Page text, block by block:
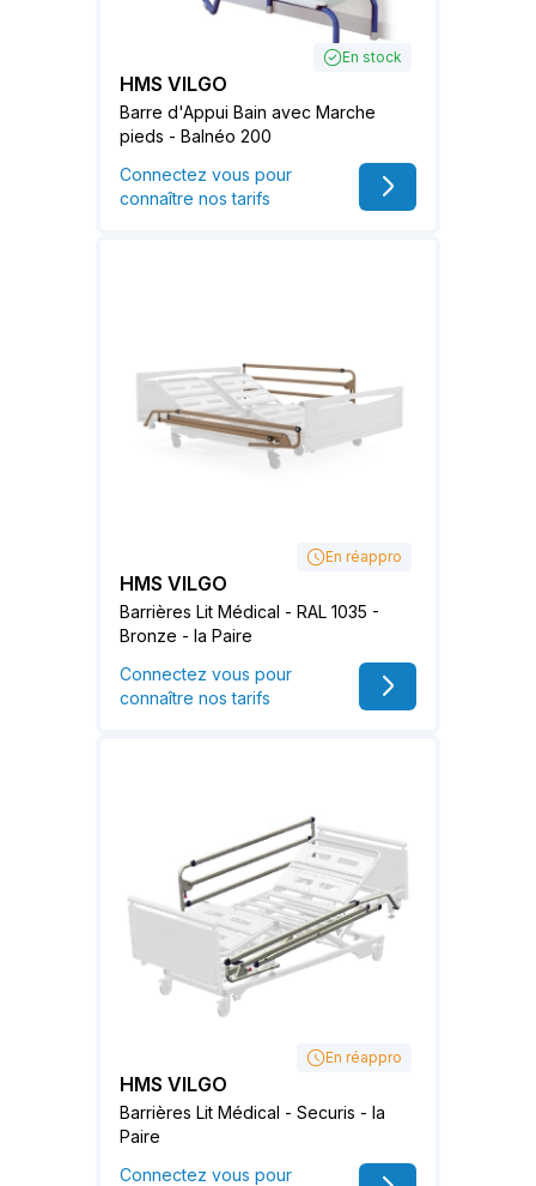
En stock
HMS VILGO
Barre d'Appui Bain avec Marche
pieds - Balnéo 200
Connectez vous pour
connaître nos tarifs
En réappro
HMS VILGO
Barrières Lit Médical - RAL 1035 -
Bronze - la Paire
Connectez vous pour
connaître nos tarifs
En réappro
HMS VILGO
Barrières Lit Médical - Securis - la
Paire
Connectez vous pour